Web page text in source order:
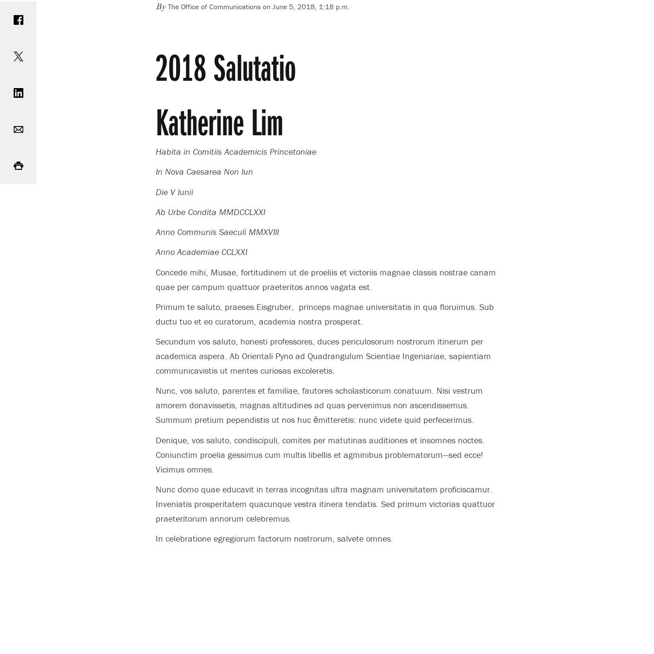
ByThe Office of Communications on June 5, 2018, 1:18 p.m.
2018 Salutatio
Katherine Lim
Habita in Comitiis Academicis Princetoniae
In Nova Caesarea Non Iun
Die V Iunii
Ab Urbe Condita MMDCCLXXI
Anno Communis Saeculi MMXVIII
Anno Academiae CCLXXI
Concede mihi, Musae, fortitudinem ut de proeliis et victoriis magnae classis nostrae canam
quae per campum quattuor praeteritos annos vagata est.
Primum te saluto, praeses Eisgruber, princeps magnae universitatis in qua floruimus. Sub
ductu tuo et eo curatorum, academia nostra prosperat.
Secundum vos saluto, honesti professores, duces periculosorum nostrorum itinerum per
academica aspera. Ab Orientali Pyno ad Quadrangulum Scientiae Ingeniariae, sapientiam
communicavistis ut mentes curiosas excoleretis.
Nunc, vos saluto, parentes et familiae, fautores scholasticorum conatuum. Nisi vestrum
amorem donavissetis, magnas altitudines ad quas pervenimus non ascendissemus.
Summum pretium pependistis ut nos huc ēmitteretis: nunc videte quid perfecerimus.
Denique, vos saluto, condiscipuli, comites per matutinas auditiones et insomnes noctes.
Coniunctim proelia gessimus cum multis libellis et agminibus problematorum—sed ecce!
Vicimus omnes.
Nunc domo quae educavit in terras incognitas ultra magnam universitatem proficiscamur.
Inveniatis prosperitatem quacunque vestra itinera tendatis. Sed primum victorias quattuor
praeteritorum annorum celebremus.
In celebratione egregiorum factorum nostrorum, salvete omnes.